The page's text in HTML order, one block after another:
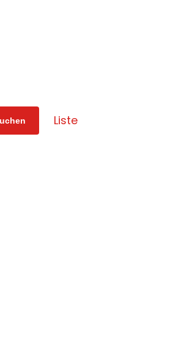
Ansichten-
Liste